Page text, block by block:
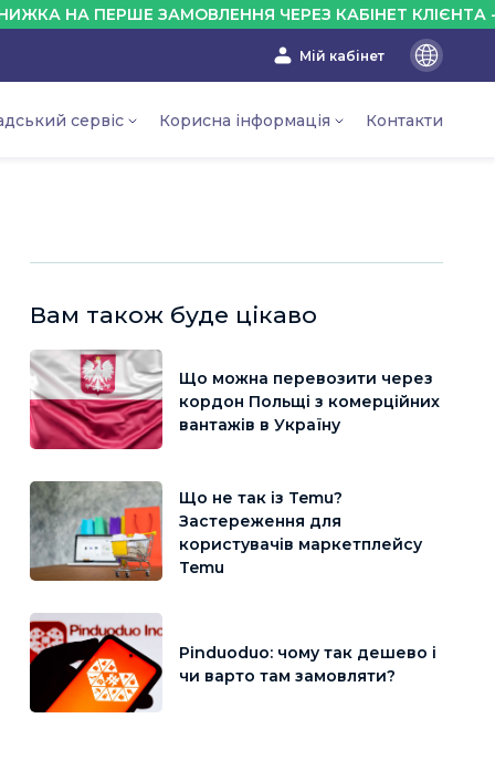
ПЕРШЕ ЗАМОВЛЕННЯ ЧЕРЕЗ КАБІНЕТ КЛІЄНТА - 10%
Мій кабінет
En
Ua
сервіс Корисна інформація Контакти
Вам також буде цікаво
Що можна перевозити через
кордон Польщі з комерційних
вантажів в Україну
Що не так із Temu?
Застереження для
користувачів маркетплейсу
Temu
Pinduoduo: чому так дешево і
чи варто там замовляти?